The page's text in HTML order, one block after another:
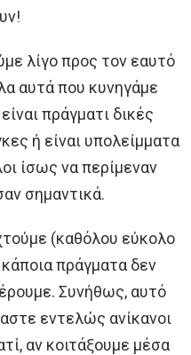
λίγο προς τον εαυτό
αυτά που κυνηγάμε
πράγματι δικές
ή είναι υπολείμματα
ίσως να περίμεναν
σημαντικά.
(καθόλου εύκολο
πράγματα δεν
Συνήθως, αυτό
εντελώς ανίκανοι
αν κοιτάξουμε μέσα